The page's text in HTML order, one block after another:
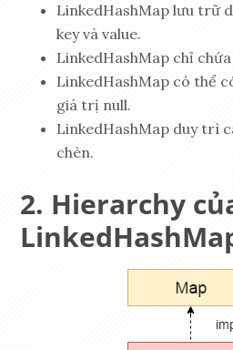
LinkedHashMap lưu trữ
key và value.
LinkedHashMap chỉ
LinkedHashMap có thể
giá trị null.
LinkedHashMap duy trì
chèn.
Hierarchy